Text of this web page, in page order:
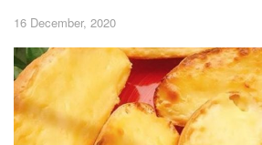
16 December, 2020